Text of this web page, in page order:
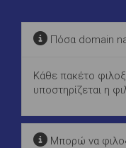
Πόσα domain
Κάθε πακέτο
υποστηρίζεται η
Μπορώ να